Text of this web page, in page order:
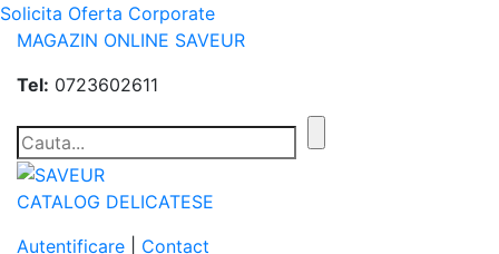
Solicita Oferta Corporate
MAGAZIN ONLINE SAVEUR
Tel: 0723602611
CATALOG DELICATESE
Autentificare
Contact